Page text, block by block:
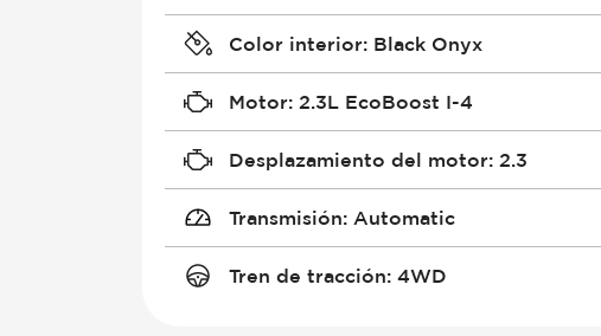
Color interior: Black Onyx
Motor: 2.3L EcoBoost I-4
Desplazamiento del motor: 2.3
Transmisión: Automatic
Tren de tracción: 4WD